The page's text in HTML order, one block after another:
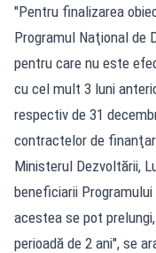
"Pentru finalizarea
Programul Naţional de
pentru care nu este
cu cel mult 3 luni
respectiv de 31
contractelor de
Ministerul Dezvoltării,
beneficiarii
acestea se pot
perioadă de 2 ani", se